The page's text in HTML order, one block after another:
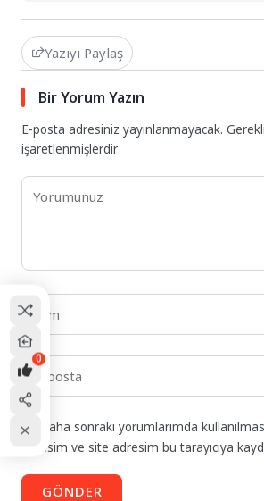
Yazıyı Paylaş
Bir Yorum Yazın
E-posta adresiniz yayınlanmayacak.
işaretlenmişlerdir
Daha sonraki yorumlarımda
adresim ve site adresim bu tarayıcıya
GÖNDER
0